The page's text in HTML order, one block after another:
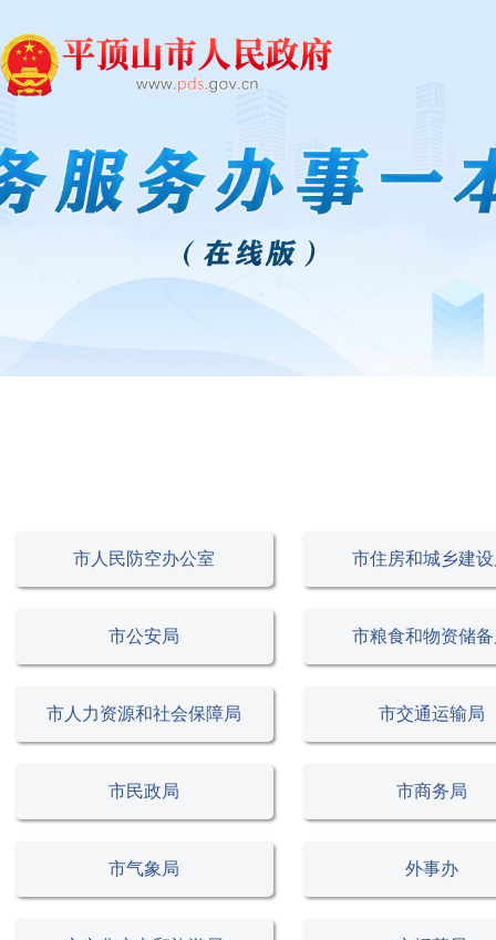
市人民防空办公室 市住房和城乡建
市公安局 市粮食和物资储
市人力资源和社会保障局 市交通运输局
市民政局 市商务局
市气象局 外事办